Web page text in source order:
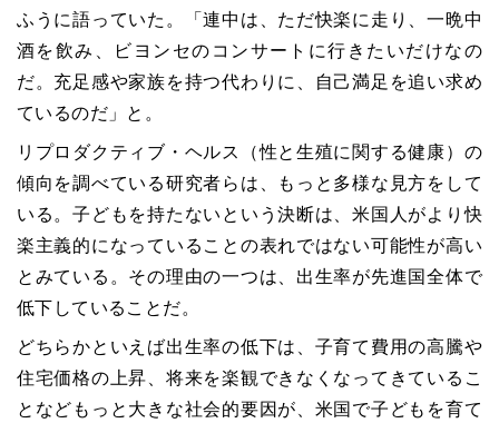
ふうに語っていた。「連中は、ただ快楽に走り、一晩中
酒を飲み、ビヨンセのコンサートに行きたいだけなの
だ。充足感や家族を持つ代わりに、自己満足を追い求め
ているのだ」と。
リプロダクティブ・ヘルス（性と生殖に関する健康）の
傾向を調べている研究者らは、もっと多様な見方をして
いる。子どもを持たないという決断は、米国人がより快
楽主義的になっていることの表れではない可能性が高い
とみている。その理由の一つは、出生率が先進国全体で
低下していることだ。
どちらかといえば出生率の低下は、子育て費用の高騰や
住宅価格の上昇、将来を楽観できなくなってきているこ
となどもっと大きな社会的要因が、米国で子どもを育て